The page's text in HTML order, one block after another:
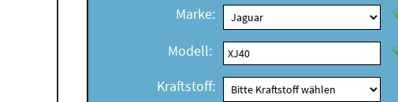
Marke:
Modell:
Kraftstoff: